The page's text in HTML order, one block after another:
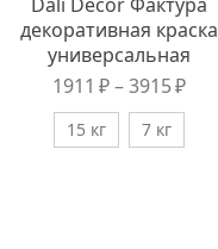
декоративная краска
универсальная
1911 ₽–3915₽
15 кг 7 кг